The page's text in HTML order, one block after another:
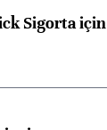
Sigorta için